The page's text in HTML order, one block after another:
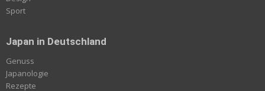
Sport
Japan in Deutschland
Genuss
Japanologie
Rezepte